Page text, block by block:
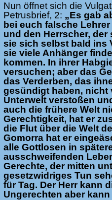
Nun öffnet sich die
Petrusbrief, 2: „Es gab
bei euch falsche
und den Herrscher,
sie sich selbst bald ins
sie viele Anhänger
kommen. In ihrer
versuchen; aber das
das Verderben, das
gesündigt haben, nicht
Unterwelt verstoßen
auch die frühere Welt
Gerechtigkeit, hat er
die Flut über die Welt
Gomorra hat er
alle Gottlosen in
ausschweifenden
Gerechte, der mitten
gesetzwidriges Tun
für Tag. Der Herr kann
Ungerechten aber